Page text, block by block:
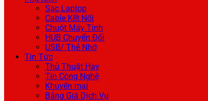
Sạc Laptop
Cable Kết Nối
Chuột Máy Tính
HUB Chuyển Đổi
USB/ Thẻ Nhớ
Tin Tức
Thủ Thuật Hay
Tin Công Nghệ
Khuyến mại
Bảng Giá Dịch Vụ